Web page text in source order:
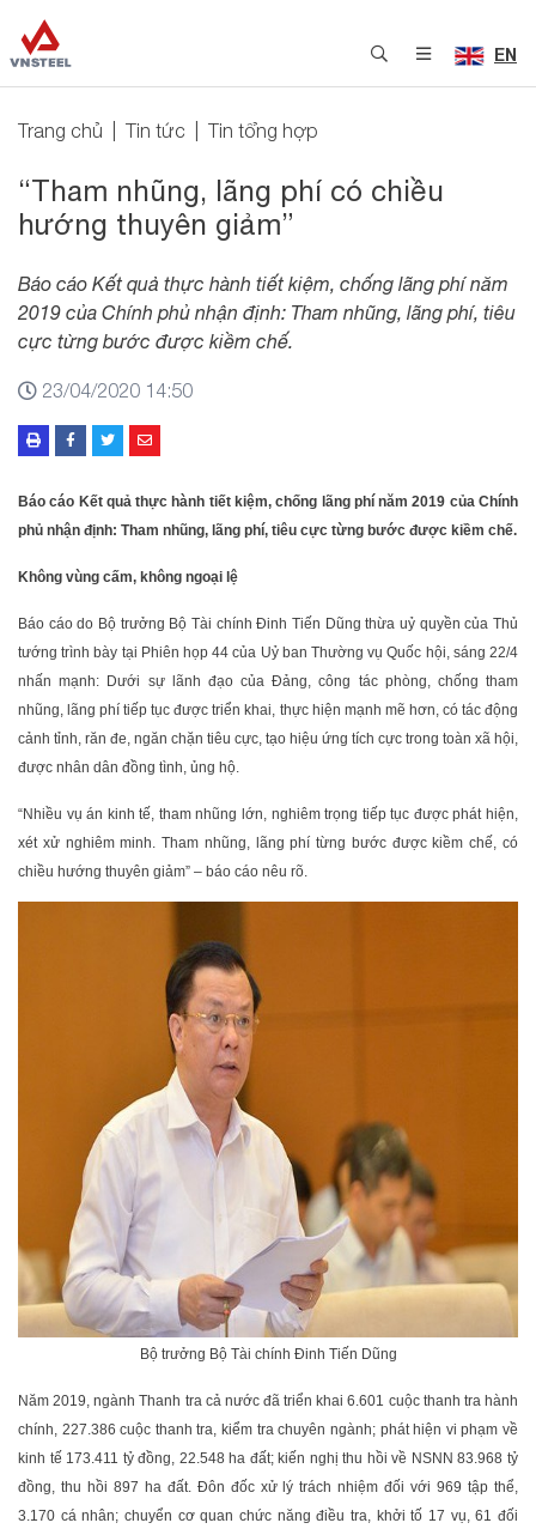
EN
Trang chủ Tin tức Tin tổng hợp
“Tham nhũng, lãng phí có chiều
hướng thuyên giảm”
Báo cáo Kết quả thực hành tiết kiệm, chống lãng phí năm
2019 của Chính phủ nhận định: Tham nhũng, lãng phí, tiêu
cực từng bước được kiềm chế.
23/04/2020 14:50
Báo cáo Kết quả thực hành tiết kiệm, chống lãng phí năm 2019 của Chính
phủ nhận định: Tham nhũng, lãng phí, tiêu cực từng bước được kiềm chế.
Không vùng cấm, không ngoại lệ
Báo cáo do Bộ trưởng Bộ Tài chính Đinh Tiến Dũng thừa uỷ quyền của Thủ
tướng trình bày tại Phiên họp 44 của Uỷ ban Thường vụ Quốc hội, sáng 22/4
nhấn mạnh: Dưới sự lãnh đạo của Đảng, công tác phòng, chống tham
nhũng, lãng phí tiếp tục được triển khai, thực hiện mạnh mẽ hơn, có tác động
cảnh tỉnh, răn đe, ngăn chặn tiêu cực, tạo hiệu ứng tích cực trong toàn xã hội,
được nhân dân đồng tình, ủng hộ.
“Nhiều vụ án kinh tế, tham nhũng lớn, nghiêm trọng tiếp tục được phát hiện,
xét xử nghiêm minh. Tham nhũng, lãng phí từng bước được kiềm chế, có
chiều hướng thuyên giảm” – báo cáo nêu rõ.
Bộ trưởng Bộ Tài chính Đinh Tiến Dũng
Năm 2019, ngành Thanh tra cả nước đã triển khai 6.601 cuộc thanh tra hành
chính, 227.386 cuộc thanh tra, kiểm tra chuyên ngành; phát hiện vi phạm về
kinh tế 173.411 tỷ đồng, 22.548 ha đất; kiến nghị thu hồi về NSNN 83.968 tỷ
đồng, thu hồi 897 ha đất. Đôn đốc xử lý trách nhiệm đối với 969 tập thể,
3.170 cá nhân; chuyển cơ quan chức năng điều tra, khởi tố 17 vụ, 61 đối